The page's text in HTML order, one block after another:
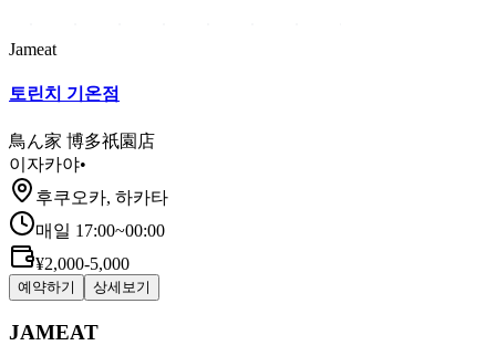
Jameat
토린치 기온점
鳥ん家 博多祇園店
이자카야•
후쿠오카, 하카타
매일 17:00~00:00
¥2,000-5,000
예약하기 상세보기
JAMEAT